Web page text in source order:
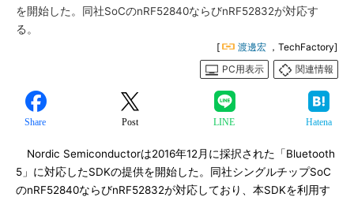
を開始した。同社SoCのnRF52840ならびnRF52832が対応す
る。
[ 渡邊宏 ，TechFactory]
PC用表示
関連情報
Share Post LINE Hatena
Nordic Semiconductorは2016年12月に採択された「Bluetooth
5」に対応したSDKの提供を開始した。同社シングルチップSoC
のnRF52840ならびnRF52832が対応しており、本SDKを利用す